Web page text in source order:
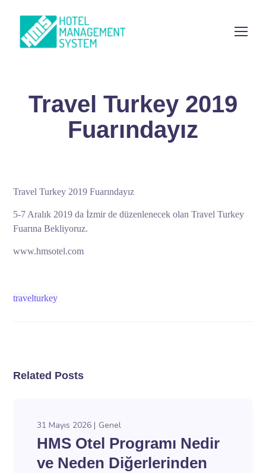
Travel Turkey 2019
Fuarındayız
Travel Turkey 2019 Fuarındayız
5-7 Aralık 2019 da İzmir de düzenlenecek olan Travel Turkey
Fuarına Bekliyoruz.
www.hmsotel.com
travelturkey
Related Posts
31 Mayıs 2026 Genel
HMS Otel Programı Nedir
ve Neden Diğerlerinden